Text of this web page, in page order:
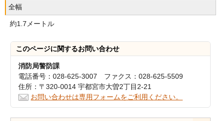
全幅
約1.7メートル
このページに関するお問い合わせ
消防局警防課
電話番号：028-625-3007 ファクス：028-625-5509
住所：〒320-0014 宇都宮市大曽2丁目2-21
お問い合わせは専用フォームをご利用ください。